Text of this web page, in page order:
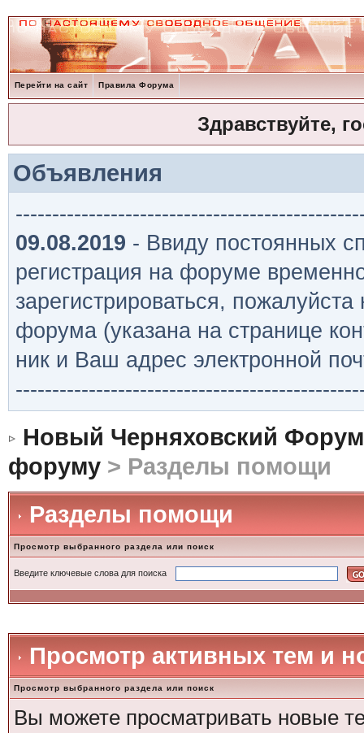
Перейти на сайт Правила Форума
Здравствуйте,
Объявления
09.08.2019 - Ввиду постоянных
регистрация на форуме
зарегистрироваться,
форума (указана на странице
ник и Ваш адрес электронной
Новый Черняховский Форум
форуму> Разделы помощи
Разделы помощи
Просмотр выбранного раздела или поиск
Введите ключевые слова для поиска
Просмотр активных тем и
Просмотр выбранного раздела или поиск
Вы можете просматривать новые